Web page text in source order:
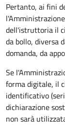
Pertanto, ai fini
dell'istruttoria il
da bollo, diversa
domanda, da
Se
forma digitale, il
identificativo
dichiarazione
non sarà